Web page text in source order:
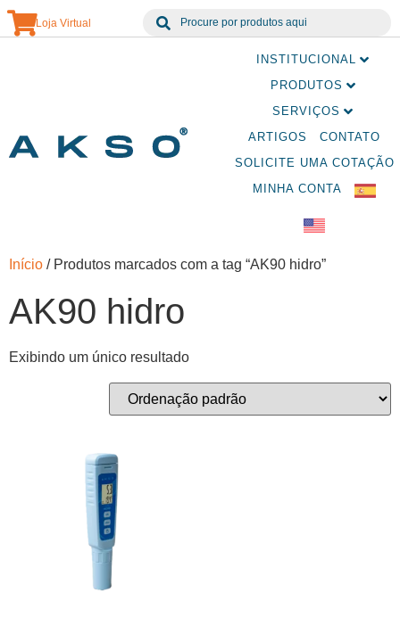
Loja Virtual
INSTITUCIONAL
PRODUTOS
SERVIÇOS
ARTIGOS
CONTATO
SOLICITE UMA COTAÇÃO
MINHA CONTA
Início / Produtos marcados com a tag “AK90 hidro”
AK90 hidro
Exibindo um único resultado